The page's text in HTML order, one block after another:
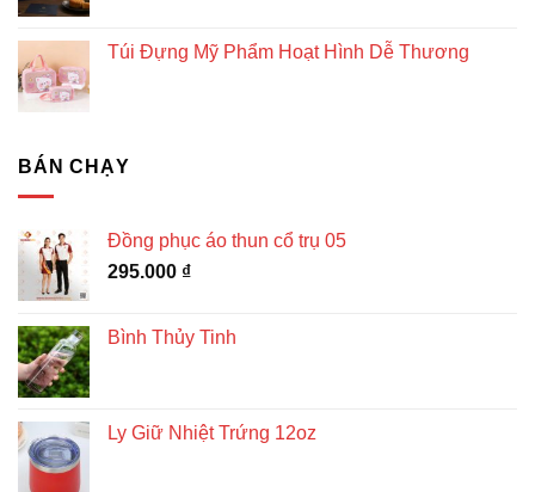
Túi Đựng Mỹ Phẩm Hoạt Hình Dễ Thương
BÁN CHẠY
Đồng phục áo thun cổ trụ 05
295.000 ₫
Bình Thủy Tinh
Ly Giữ Nhiệt Trứng 12oz